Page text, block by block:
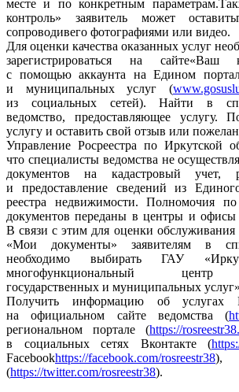
месте и по конкретным
контроль» заявитель может
сопроводивего фотографиями или видео.
Для оценки качества оказанных услуг
зарегистрироваться на сайте«Ваш
с помощью аккаунта на Едином
и муниципальных услуг (
из социальных сетей). Найти в
ведомство, предоставляющее услугу.
услугу и оставить свой отзыв или
Управление Росреестра по Иркутской
что специалисты ведомства не
документов на кадастровый учет,
и предоставление сведений из
реестра недвижимости. Полномочия
документов переданы в центры и
В связи с этим для оценки
«Мои документы» заявителям в
необходимо выбирать ГАУ
многофункциональный центр
государственных и муниципальных
Получить информацию об услугах
на официальном сайте ведомства (
региональном портале (https://
в социальных сетях Вконтакте (
Facebookhttps://facebook.com/rosreestr38),
(https://twitter.com/rosreestr38).